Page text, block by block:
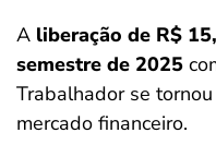
A liberação de R$
semestre de 2025
Trabalhador se
mercado financeiro.